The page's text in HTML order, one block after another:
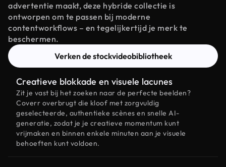
advertentie maakt, deze hybride collectie is
ontworpen om te passen bij moderne
contentworkflows – en tegelijkertijd je merk te
beschermen.
Verken de stockvideobibliotheek
Creatieve blokkade en visuele lacunes
Zit je vast bij het zoeken naar de perfecte beelden?
Coverr overbrugt die kloof met zorgvuldig
geselecteerde, authentieke scènes en snelle AI-
generatie, zodat je je creatieve momentum kunt
vrijmaken en binnen enkele minuten aan je visuele
behoeften kunt voldoen.